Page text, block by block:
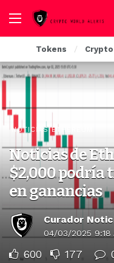
Tokens
NOTICIAS ETHEREUM
Noticias de
$2,000 podría
en ganancias
Curador
04/03/2025 9:18
600 177